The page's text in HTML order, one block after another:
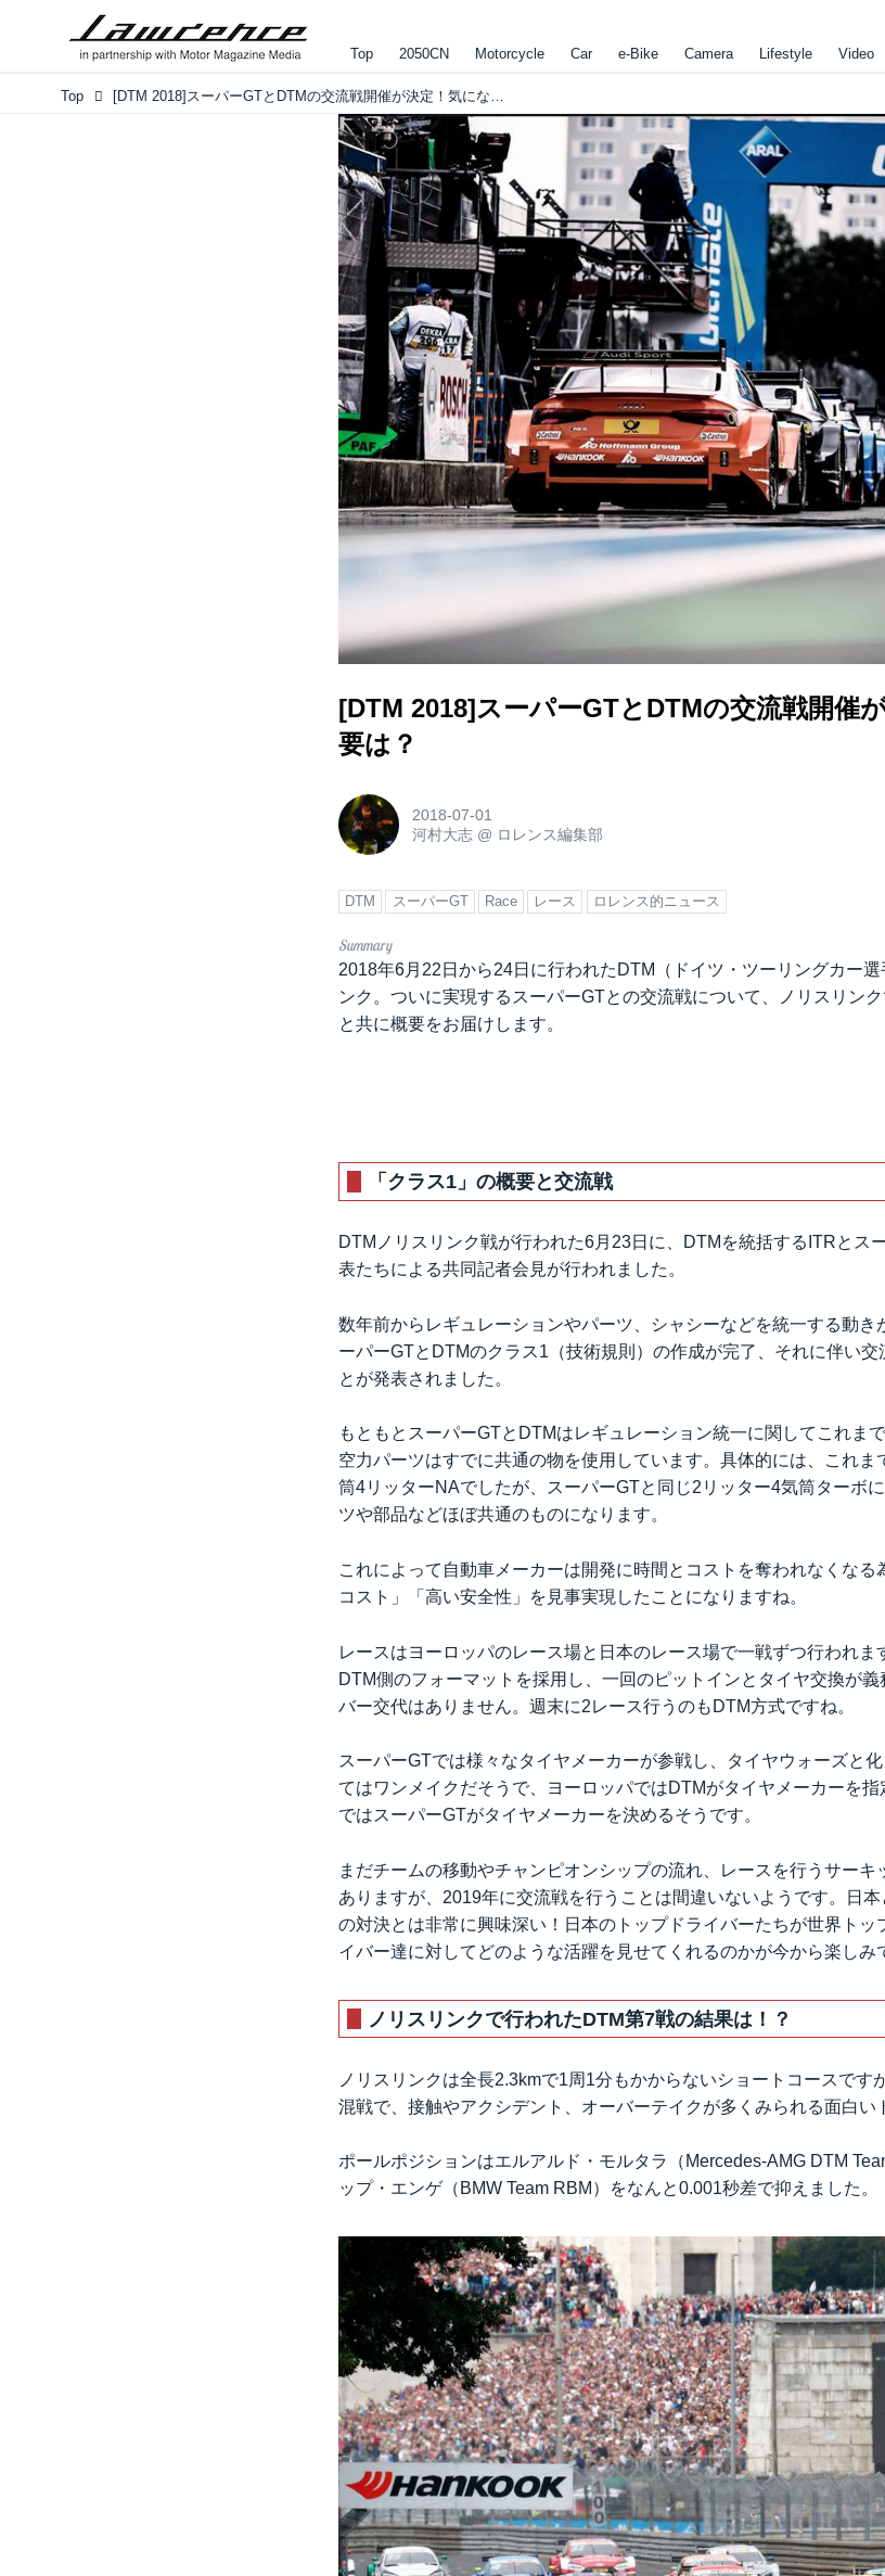
Top 2050CN Motorcycle Car e-Bike Camera Lifestyle Video
Top [DTM 2018]スーパーGTとDTMの交流戦開催が決定！気になる概要は？
[DTM 2018]スーパーGTとDTMの交流戦開催
要は？
2018-07-01
河村大志 @ ロレンス編集部
DTM スーパーGT Race レース ロレンス的ニュース
2018年6月22日から24日に行われたDTM（ドイツ・ツーリングカー
ンク。ついに実現するスーパーGTとの交流戦について、ノリスリン
と共に概要をお届けします。
「クラス1」の概要と交流戦
DTMノリスリンク戦が行われた6月23日に、DTMを統括するITRとス
表たちによる共同記者会見が行われました。
数年前からレギュレーションやパーツ、シャシーなどを統一する動き
ーパーGTとDTMのクラス1（技術規則）の作成が完了、それに伴い交
とが発表されました。
もともとスーパーGTとDTMはレギュレーション統一に関してこれま
空力パーツはすでに共通の物を使用しています。具体的には、これ
筒4リッターNAでしたが、スーパーGTと同じ2リッター4気筒ターボ
ツや部品などほぼ共通のものになります。
これによって自動車メーカーは開発に時間とコストを奪われなくな
コスト」「高い安全性」を見事実現したことになりますね。
レースはヨーロッパのレース場と日本のレース場で一戦ずつ行われま
DTM側のフォーマットを採用し、一回のピットインとタイヤ交換が
バー交代はありません。週末に2レース行うのもDTM方式ですね。
スーパーGTでは様々なタイヤメーカーが参戦し、タイヤウォーズと
てはワンメイクだそうで、ヨーロッパではDTMがタイヤメーカーを
ではスーパーGTがタイヤメーカーを決めるそうです。
まだチームの移動やチャンピオンシップの流れ、レースを行うサー
ありますが、2019年に交流戦を行うことは間違いないようです。日
の対決とは非常に興味深い！日本のトップドライバーたちが世界トッ
イバー達に対してどのような活躍を見せてくれるのかが今から楽しみ
ノリスリンクで行われたDTM第7戦の結果は！？
ノリスリンクは全長2.3kmで1周1分もかからないショートコースです
混戦で、接触やアクシデント、オーバーテイクが多くみられる面白い
ポールポジションはエルアルド・モルタラ（Mercedes-AMG DTM
ップ・エンゲ（BMW Team RBM）をなんと0.001秒差で抑えました。